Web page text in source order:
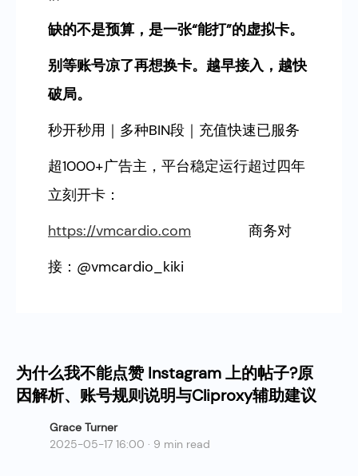
缺的不是预算，是一张“能打”的虚拟卡。
别等账号凉了再想换卡。越早接入，越快
破局。
秒开秒用｜多种BIN段｜充值快速已服务
超1000+广告主，平台稳定运行超过四年
立刻开卡：
https://vmcardio.com 商务对
接：@vmcardio_kiki
为什么我不能点赞 Instagram 上的帖子?原
因解析、账号规则说明与Cliproxy辅助建议
Grace Turner
2025-05-17 16:00 · 9 min read